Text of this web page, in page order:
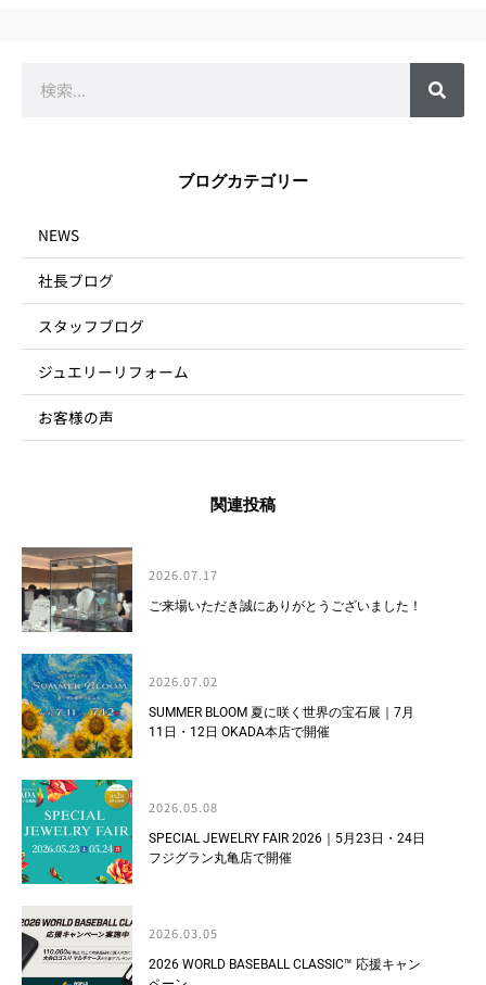
ブログカテゴリー
NEWS
社長ブログ
スタッフブログ
ジュエリーリフォーム
お客様の声
関連投稿
2026.07.17
ご来場いただき誠にありがとうございました！
2026.07.02
SUMMER BLOOM 夏に咲く世界の宝石展｜7月
11日・12日 OKADA本店で開催
2026.05.08
SPECIAL JEWELRY FAIR 2026｜5月23日・24日
フジグラン丸亀店で開催
2026.03.05
2026 WORLD BASEBALL CLASSIC™ 応援キャン